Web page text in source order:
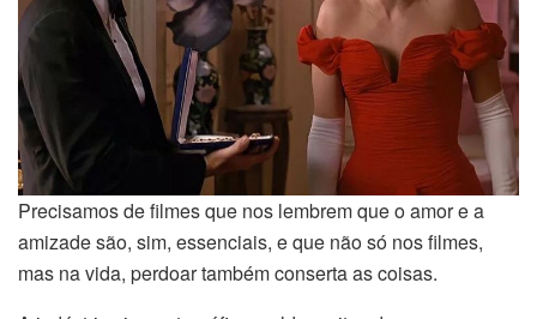
Precisamos de filmes que nos lembrem que o amor e a
amizade são, sim, essenciais, e que não só nos filmes,
mas na vida, perdoar também conserta as coisas.